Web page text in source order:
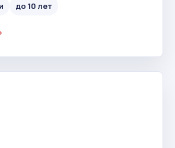
до 10 лет